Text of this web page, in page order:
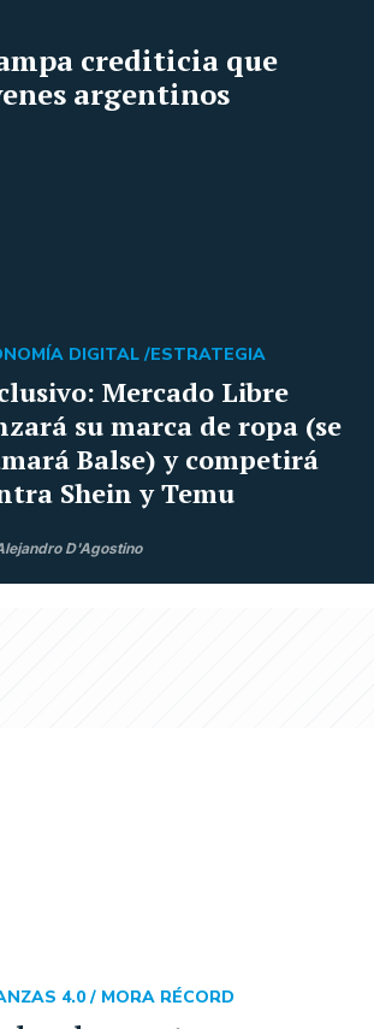
crediticia que
argentinos
Mercado Libre
su marca de ropa (se
Balse) y competirá
Shein y Temu
DIGITAL /ESTRATEGIA
D'Agostino
4.0 / MORA RÉCORD